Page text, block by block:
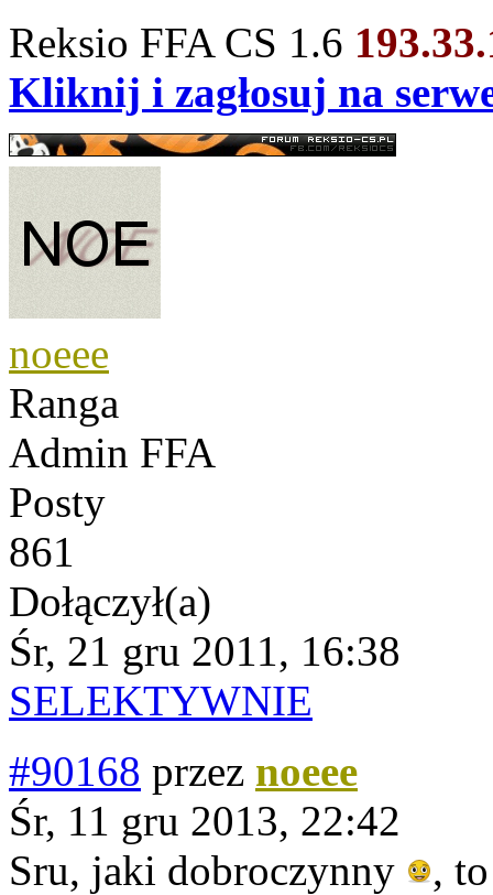
Reksio FFA CS 1.6
Kliknij i zagłosuj na
noeee
Ranga
Admin FFA
Posty
861
Dołączył(a)
Śr, 21 gru 2011, 16:38
SELEKTYWNIE
#90168 przez noeee
Śr, 11 gru 2013, 22:42
Sru, jaki dobroczynny
,